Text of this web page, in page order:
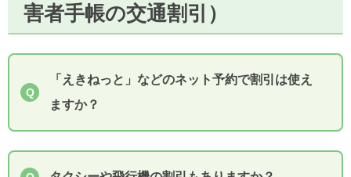
害者手帳の交通割引）
「えきねっと」などのネット予約で割引は使え
ますか？